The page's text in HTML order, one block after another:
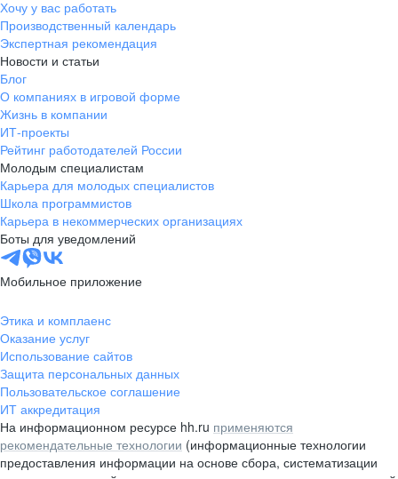
Хочу у вас работать
Производственный календарь
Экспертная рекомендация
Новости и статьи
Блог
О компаниях в игровой форме
Жизнь в компании
ИТ-проекты
Рейтинг работодателей России
Молодым специалистам
Карьера для молодых специалистов
Школа программистов
Карьера в некоммерческих организациях
Боты для уведомлений
Мобильное приложение
Этика и комплаенс
Оказание услуг
Использование сайтов
Защита персональных данных
Пользовательское соглашение
ИТ аккредитация
На информационном ресурсе hh.ru применяются
рекомендательные технологии (информационные технологии
предоставления информации на основе сбора, систематизации